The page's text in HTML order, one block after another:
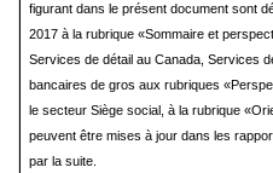
figurant dans le présent document sont
2017 à la rubrique «Sommaire et
Services de détail au Canada, Services
bancaires de gros aux rubriques
le secteur Siège social, à la rubrique
peuvent être mises à jour dans les
par la suite.